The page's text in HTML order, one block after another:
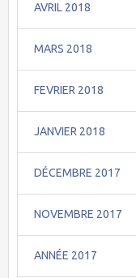
AVRIL 2018
MARS 2018
FEVRIER 2018
JANVIER 2018
DÉCEMBRE 2017
NOVEMBRE 2017
ANNÉE 2017